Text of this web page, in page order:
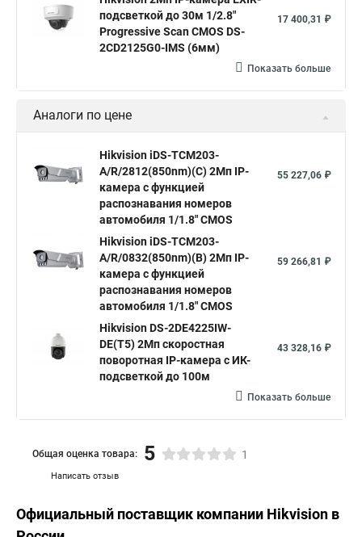
подсветкой до 30м 1/2.8"
Progressive Scan CMOS DS-
2CD2125G0-IMS (6мм)
17 400,31 ₽
Показать больше
Аналоги по цене
Hikvision iDS-TCM203-
A/R/2812(850nm)(C) 2Mп IP-
камера с функцией
распознавания номеров
автомобиля 1/1.8" CMOS
55 227,06 ₽
Hikvision iDS-TCM203-
A/R/0832(850nm)(B) 2Mп IP-
камера с функцией
распознавания номеров
автомобиля 1/1.8" CMOS
59 266,81 ₽
Hikvision DS-2DE4225IW-
DE(T5) 2Мп скоростная
поворотная IP-камера c ИК-
подсветкой до 100м
43 328,16 ₽
Показать больше
Написать отзыв
Общая оценка товара: 5 1
Официальный поставщик компании Hikvision в